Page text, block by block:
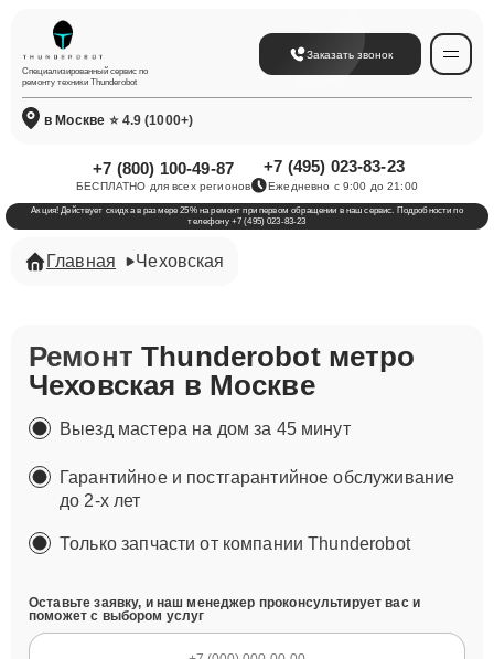
Специализированный сервис по
ремонту техники Thunderobot
Заказать звонок
в Москве ⭐ 4.9 (1000+)
+7 (800) 100-49-87
БЕСПЛАТНО для всех регионов
+7 (495) 023-83-23
Ежедневно с 9:00 до 21:00
Акция! Действует скидка в размере 25% на ремонт при первом обращении в наш сервис. Подробности по
телефону +7 (495) 023-83-23
Главная Чеховская
РемонтThunderobot метро
Чеховская в Москве
Выезд мастера на дом за 45 минут
Гарантийное и постгарантийное обслуживание
до 2-х лет
Только запчасти от компании Thunderobot
Оставьте заявку, и наш менеджер проконсультирует вас и
поможет с выбором услуг